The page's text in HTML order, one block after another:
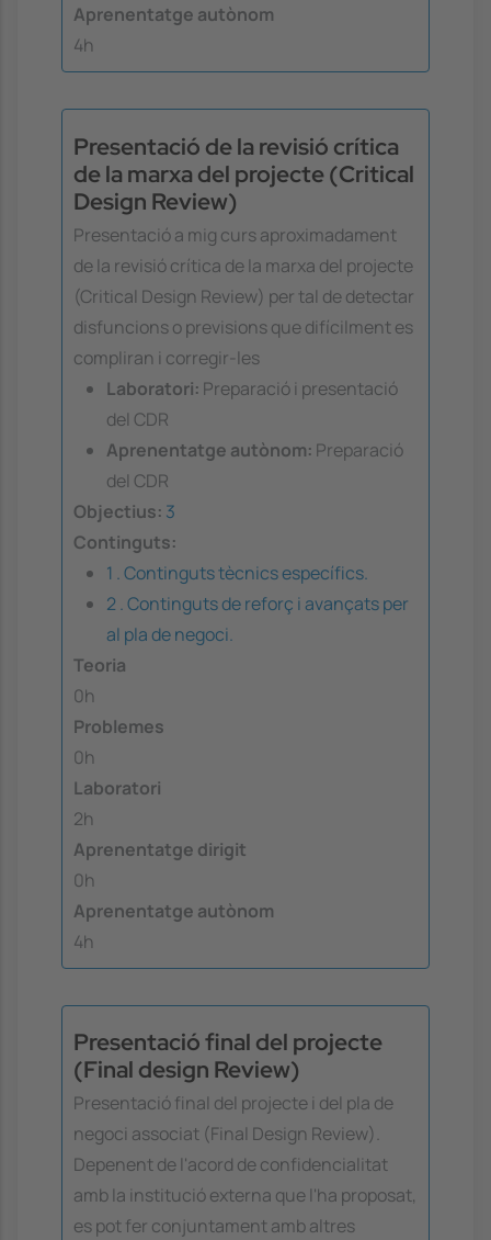
Aprenentatge autònom
4h
Presentació de la revisió crítica
de la marxa del projecte (Critical
Design Review)
Presentació a mig curs aproximadament
de la revisió crítica de la marxa del projecte
(Critical Design Review) per tal de detectar
disfuncions o previsions que difícilment es
compliran i corregir-les
Laboratori: Preparació i presentació
del CDR
Aprenentatge autònom: Preparació
del CDR
Objectius: 3
Continguts:
1 . Continguts tècnics específics.
2 . Continguts de reforç i avançats per
al pla de negoci.
Teoria
0h
Problemes
0h
Laboratori
2h
Aprenentatge dirigit
0h
Aprenentatge autònom
4h
Presentació final del projecte
(Final design Review)
Presentació final del projecte i del pla de
negoci associat (Final Design Review).
Depenent de l'acord de confidencialitat
amb la institució externa que l'ha proposat,
es pot fer conjuntament amb altres